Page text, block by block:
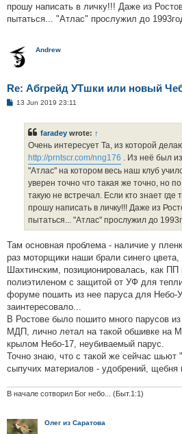
прошу написать в личку!!! Даже из
пытаться... "Атлас" прослужил до
Andrew
Re: Абгрейд УТшки или новый
P13 Jun 2019 23:11
faradey wrote: ↑
Очень интересует Та, из которой
http://prntscr.com/nng176 . Из неё был
"Атлас" на котором весь наш клуб
уверен точно что такая же точно, но
такую не встречал. Если кто знает где
прошу написать в личку!!! Даже из
пытаться... "Атлас" прослужил до
Там основная проблема - наличие у
раз моторщики наши брали синего
Шахтинским, позиционировалась, как ПП
полиэтиленом с защитой от УФ для
форуме пошить из нее паруса для Небо-
заинтересовало...
В Ростове было пошито много парусов
МДП, лично летал на такой обшивке на
крылом Небо-17, неубиваемый парус.
Точно знаю, что с такой же сейчас шьют
сыпучих материалов - удобрений, щебня
В начале сотворил Бог небо... (Быт.1:1)
Олег из Саратова